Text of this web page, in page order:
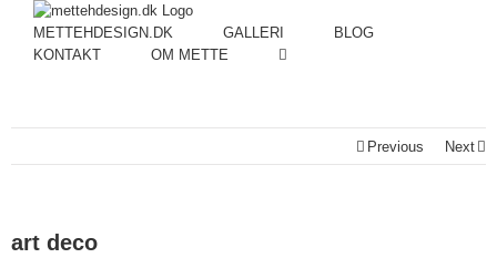
METTEHDESIGN.DK GALLERI
BLOG
KONTAKT
OM METTE
Previous Next
art deco